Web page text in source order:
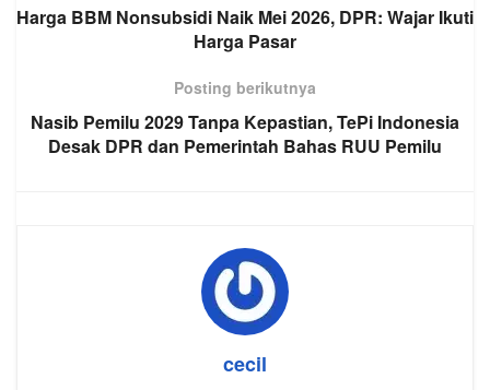
Harga BBM Nonsubsidi Naik Mei 2026, DPR: Wajar Ikuti
Harga Pasar
Posting berikutnya
Nasib Pemilu 2029 Tanpa Kepastian, TePi Indonesia
Desak DPR dan Pemerintah Bahas RUU Pemilu
cecil